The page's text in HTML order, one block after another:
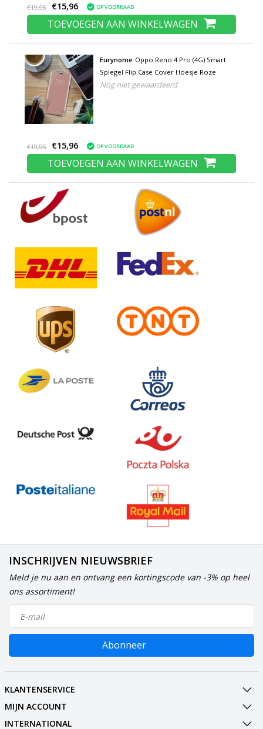
€19,95 €15,96 OP VOORRAAD
TOEVOEGEN AAN WINKELWAGEN
Eurynome Oppo Reno 4 Pro (4G) Smart
Spiegel Flip Case Cover Hoesje Roze
Nog niet gewaardeerd
€19,95 €15,96 OP VOORRAAD
TOEVOEGEN AAN WINKELWAGEN
INSCHRIJVEN NIEUWSBRIEF
Meld je nu aan en ontvang een kortingscode van -3% op heel
ons assortiment!
Abonneer
KLANTENSERVICE
MIJN ACCOUNT
INTERNATIONAL